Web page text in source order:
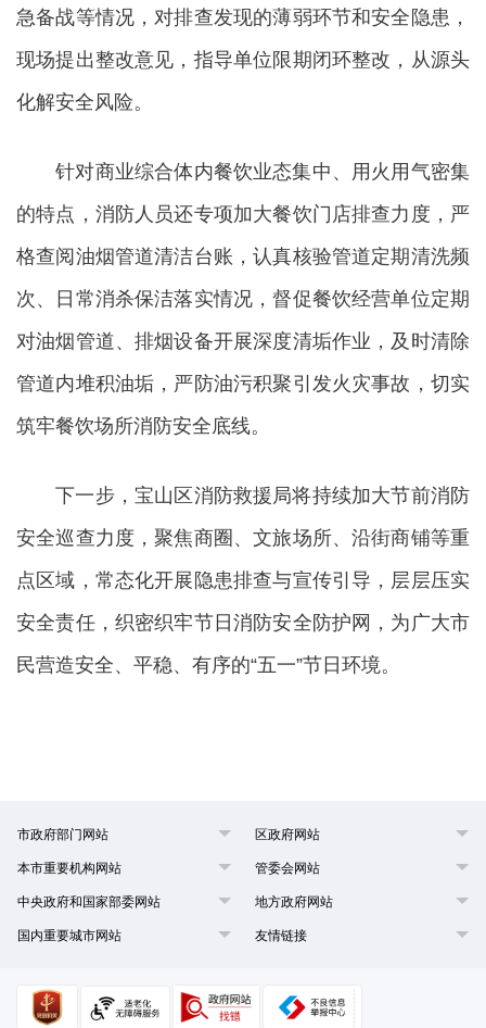
急备战等情况，对排查发现的薄弱环节和安全隐患，
现场提出整改意见，指导单位限期闭环整改，从源头
化解安全风险。
针对商业综合体内餐饮业态集中、用火用气密集
的特点，消防人员还专项加大餐饮门店排查力度，严
格查阅油烟管道清洁台账，认真核验管道定期清洗频
次、日常消杀保洁落实情况，督促餐饮经营单位定期
对油烟管道、排烟设备开展深度清垢作业，及时清除
管道内堆积油垢，严防油污积聚引发火灾事故，切实
筑牢餐饮场所消防安全底线。
下一步，宝山区消防救援局将持续加大节前消防
安全巡查力度，聚焦商圈、文旅场所、沿街商铺等重
点区域，常态化开展隐患排查与宣传引导，层层压实
安全责任，织密织牢节日消防安全防护网，为广大市
民营造安全、平稳、有序的“五一”节日环境。
市政府部门网站 区政府网站
本市重要机构网站 管委会网站
中央政府和国家部委网站 地方政府网站
国内重要城市网站 友情链接